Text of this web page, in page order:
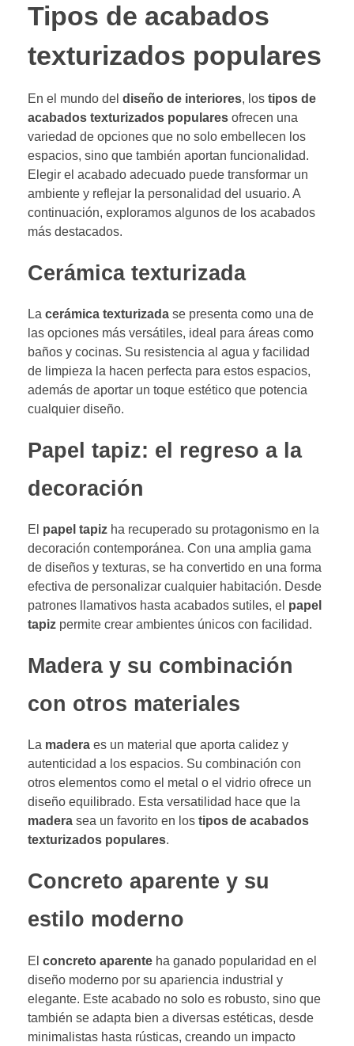
Tipos de acabados
texturizados populares
En el mundo del diseño de interiores, los tipos de
acabados texturizados populares ofrecen una
variedad de opciones que no solo embellecen los
espacios, sino que también aportan funcionalidad.
Elegir el acabado adecuado puede transformar un
ambiente y reflejar la personalidad del usuario. A
continuación, exploramos algunos de los acabados
más destacados.
Cerámica texturizada
La cerámica texturizada se presenta como una de
las opciones más versátiles, ideal para áreas como
baños y cocinas. Su resistencia al agua y facilidad
de limpieza la hacen perfecta para estos espacios,
además de aportar un toque estético que potencia
cualquier diseño.
Papel tapiz: el regreso a la
decoración
El papel tapiz ha recuperado su protagonismo en la
decoración contemporánea. Con una amplia gama
de diseños y texturas, se ha convertido en una forma
efectiva de personalizar cualquier habitación. Desde
patrones llamativos hasta acabados sutiles, el papel
tapiz permite crear ambientes únicos con facilidad.
Madera y su combinación
con otros materiales
La madera es un material que aporta calidez y
autenticidad a los espacios. Su combinación con
otros elementos como el metal o el vidrio ofrece un
diseño equilibrado. Esta versatilidad hace que la
madera sea un favorito en los tipos de acabados
texturizados populares.
Concreto aparente y su
estilo moderno
El concreto aparente ha ganado popularidad en el
diseño moderno por su apariencia industrial y
elegante. Este acabado no solo es robusto, sino que
también se adapta bien a diversas estéticas, desde
minimalistas hasta rústicas, creando un impacto